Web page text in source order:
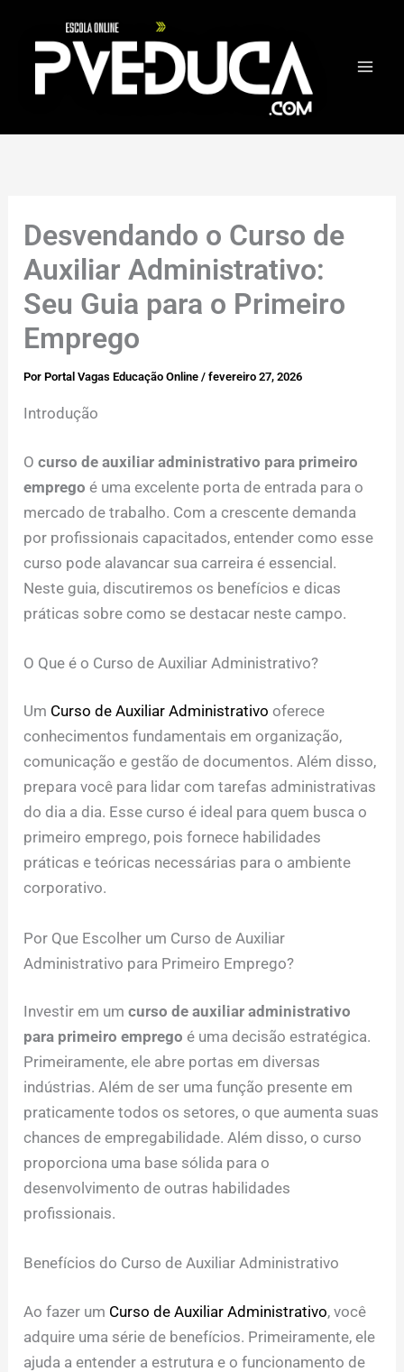
Desvendando o Curso de
Auxiliar Administrativo:
Seu Guia para o Primeiro
Emprego
PorPortal Vagas Educação Online/fevereiro 27, 2026
Introdução
Ocurso de auxiliar administrativo para primeiro
emprego é uma excelente porta de entrada para o
mercado de trabalho. Com a crescente demanda
por profissionais capacitados, entender como esse
curso pode alavancar sua carreira é essencial.
Neste guia, discutiremos os benefícios e dicas
práticas sobre como se destacar neste campo.
O Que é o Curso de Auxiliar Administrativo?
Um Curso de Auxiliar Administrativo oferece
conhecimentos fundamentais em organização,
comunicação e gestão de documentos. Além disso,
prepara você para lidar com tarefas administrativas
do dia a dia. Esse curso é ideal para quem busca o
primeiro emprego, pois fornece habilidades
práticas e teóricas necessárias para o ambiente
corporativo.
Por Que Escolher um Curso de Auxiliar
Administrativo para Primeiro Emprego?
Investir em umcurso de auxiliar administrativo
para primeiro emprego é uma decisão estratégica.
Primeiramente, ele abre portas em diversas
indústrias. Além de ser uma função presente em
praticamente todos os setores, o que aumenta suas
chances de empregabilidade. Além disso, o curso
proporciona uma base sólida para o
desenvolvimento de outras habilidades
profissionais.
Benefícios do Curso de Auxiliar Administrativo
Ao fazer um Curso de Auxiliar Administrativo, você
adquire uma série de benefícios. Primeiramente, ele
ajuda a entender a estrutura e o funcionamento de